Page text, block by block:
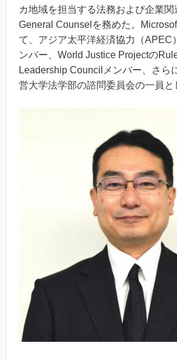
カ地域を担当する法務および企業
General Counselを務めた。
て、アジア太平洋経済協力（APEC
ンバー、World Justice Projectの
Leadership Councilメンバー、さら
営大学法学部の諮問委員会の一員と